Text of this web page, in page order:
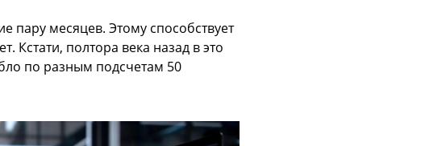
пару месяцев. Этому способствует
Кстати, полтора века назад в это
по разным подсчетам 50